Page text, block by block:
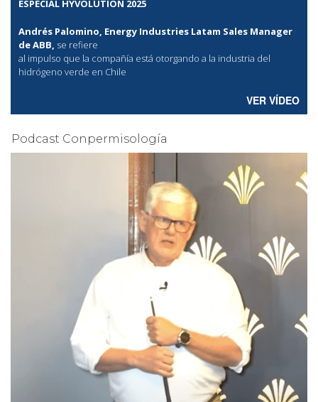
ESPECIAL HYVOLUTION 2025
Andrés Palomino, Energy Industries Latam Sales Manager
de ABB, se refiere
al impulso que la compañía está otorgando a la industria del
hidrógeno verde en Chile
VER VÍDEO
Podcast Conpermisología